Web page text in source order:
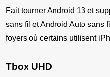
Fait tourner Android 13 et
sans fil et Android Auto sans
foyers où certains utilisent
Tbox UHD